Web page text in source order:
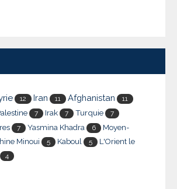
12 Iran 11 Afghanistan 11
7 Irak 7 Turquie 7
7 Yasmina Khadra 6
Moyen-
Minoui 5 Kaboul 5
L'Orient le
4